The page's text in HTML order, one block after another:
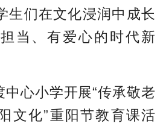
生们在文化浸润中成长
当、有爱心的时代新
中心小学开展“传承敬老
文化”重阳节教育课活